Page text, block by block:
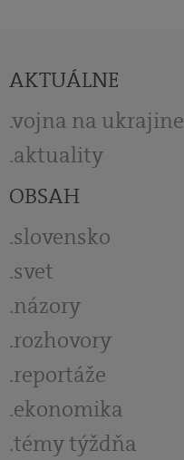
AKTUÁLNE
vojna na ukrajine
aktuality
OBSAH
slovensko
svet
názory
rozhovory
reportáže
ekonomika
témy týždňa